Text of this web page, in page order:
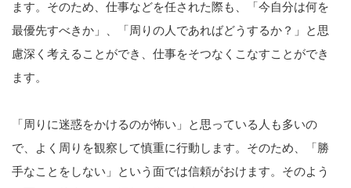
ます。そのため、仕事などを任された際も、「今自分は何を
最優先すべきか」、「周りの人であればどうするか？」と思
慮深く考えることができ、仕事をそつなくこなすことができ
ます。
「周りに迷惑をかけるのが怖い」と思っている人も多いの
で、よく周りを観察して慎重に行動します。そのため、「勝
手なことをしない」という面では信頼がおけます。そのよう